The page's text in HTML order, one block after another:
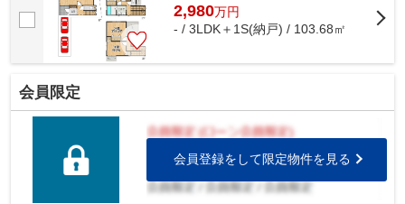
2,980万円
- / 3LDK＋1S(納戸) / 103.68㎡
会員限定
会員登録をして限定物件を見る